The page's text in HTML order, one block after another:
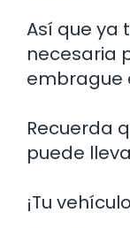
Así que ya
necesaria
embrague
Recuerda
puede
¡Tu